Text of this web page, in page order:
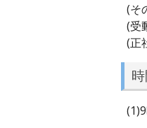
(そ
(受
(正